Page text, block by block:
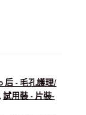
后 - 毛孔護理/
試用裝 - 片裝-